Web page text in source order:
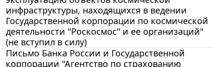
инфраструктуры, находящихся в ведении
Государственной корпорации по космической
деятельности "Роскосмос" и ее организаций"
(не вступил в силу)
Письмо Банка России и Государственной
корпорации "Агентство по страхованию